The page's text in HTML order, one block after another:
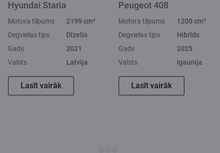
Hyundai Staria
Motora tilpums
2199 cm³
Degvielas tips
Dīzelis
Gads
2021
Valsts
Latvija
Lasīt vairāk
Peugeot 408
Motora tilpums
1200 cm³
Degvielas tips
Hibrīds
Gads
2025
Valsts
Igaunija
Lasīt vairāk